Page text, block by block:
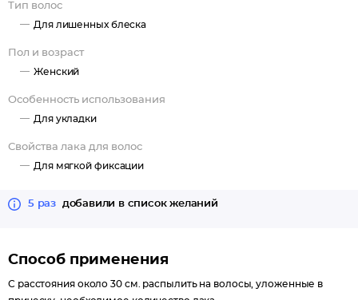
Тип волос
Для лишенных блеска
Пол и возраст
Женский
Особенность использования
Для укладки
Свойства лака для волос
Для мягкой фиксации
5 раз добавили в список желаний
Способ применения
С расстояния около 30 см. распылить на волосы, уложенные в